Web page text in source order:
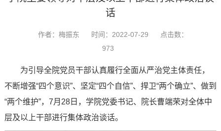
话
作者：梅振东 时间：2022-07-29
点击数：
973
为引导全院党员干部认真履行全面从严治党主体责任，
不断增强“四个意识”、坚定“四个自信”、捍卫“两个确立”、做到
“两个维护”，7月28日，学院党委书记、院长曹端荣对全体中
层及以上干部进行集体政治谈话。